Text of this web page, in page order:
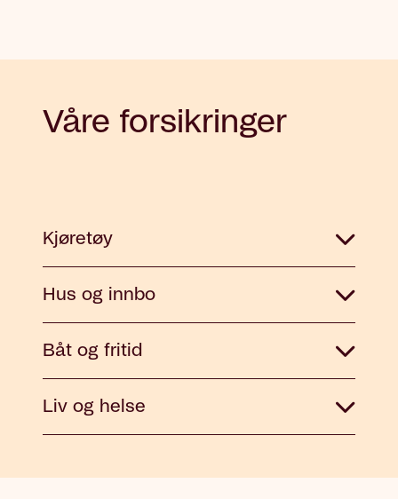
Våre forsikringer
Kjøretøy
Hus og innbo
Båt og fritid
Liv og helse